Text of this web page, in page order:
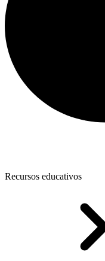
Recursos educativos